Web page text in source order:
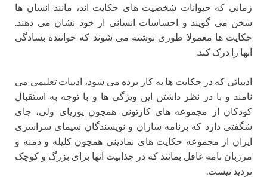
زمانی که حیوانات شخصیت های حکایت اند، مانند انسان ها
سخن می گویند و احساسات انسانی از خود نشان می دهند.
حکایت ها معمولا طوری نوشته می شوند که خواننده بسادگی
آنها را درک کند.
ادبیاتی که در حکایت ها به کار برده می شود، ادبیات تعلیمی می
نامند و با در نظر داشتن این ویژگی ها و با توجه به استقبال
کودکان از مجموعه های کارتونی همچون پوریای ولی، جای
شگفتی دارد که برنامه سازان و نویسندگان سیمای سراسری
ایران از مجموعه حکایت های نمادینی همچون کلیله و دمنه و
مرزبان نامه غافل بمانند که در جذابیت آنها برای بزرگ و کوچک
تردید نیست.